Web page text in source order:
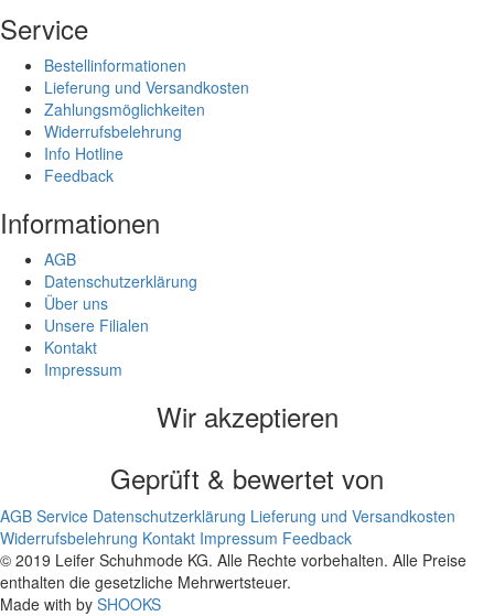
Service
Bestellinformationen
Lieferung und Versandkosten
Zahlungsmöglichkeiten
Widerrufsbelehrung
Info Hotline
Feedback
Informationen
AGB
Datenschutzerklärung
Über uns
Unsere Filialen
Kontakt
Impressum
Wir akzeptieren
Geprüft & bewertet von
AGB Service Datenschutzerklärung Lieferung und Versandkosten
Widerrufsbelehrung Kontakt Impressum Feedback
© 2019 Leifer Schuhmode KG. Alle Rechte vorbehalten. Alle Preise
enthalten die gesetzliche Mehrwertsteuer.
Made with by SHOOKS